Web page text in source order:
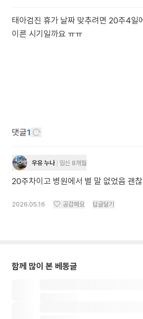
태아검진 휴가 날짜 맞추려면 20주4일
이른 시기일까요 ㅠㅠ
댓글1
우유 누나 임신 8개월
20주차이고 병원에서 별 말 없었음 괜
2026.05.16 공감해요 답글달기
함께 많이 본 베동글